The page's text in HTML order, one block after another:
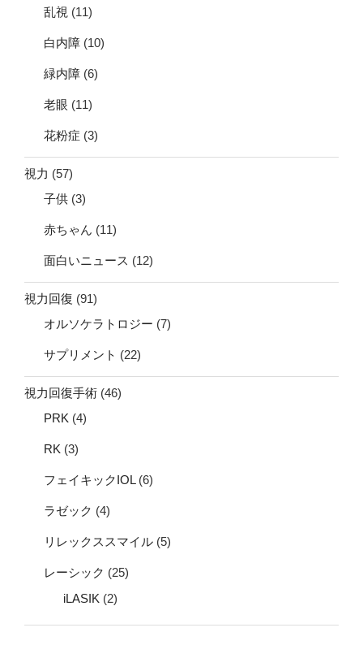
乱視 (11)
白内障 (10)
緑内障 (6)
老眼 (11)
花粉症 (3)
視力 (57)
子供 (3)
赤ちゃん (11)
面白いニュース (12)
視力回復 (91)
オルソケラトロジー (7)
サプリメント (22)
視力回復手術 (46)
PRK (4)
RK (3)
フェイキックIOL(6)
ラゼック (4)
リレックススマイル (5)
レーシック (25)
iLASIK (2)